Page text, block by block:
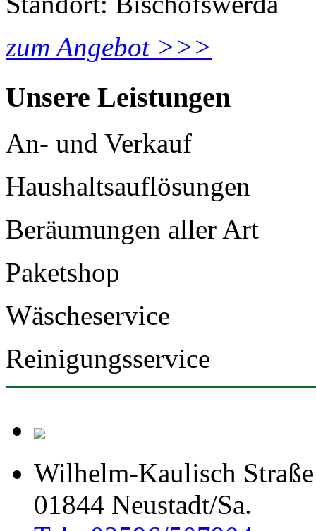
zum Angebot >>>
Unsere Leistungen
An- und Verkauf
Haushaltsauflösungen
Beräumungen aller Art
Paketshop
Wäscheservice
Reinigungsservice
Wilhelm-Kaulisch
01844 Neustadt/Sa.